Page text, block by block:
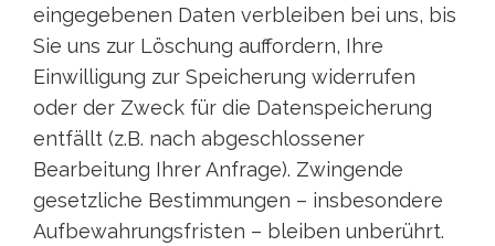
eingegebenen Daten verbleiben bei uns, bis
Sie uns zur Löschung auffordern, Ihre
Einwilligung zur Speicherung widerrufen
oder der Zweck für die Datenspeicherung
entfällt (z.B. nach abgeschlossener
Bearbeitung Ihrer Anfrage). Zwingende
gesetzliche Bestimmungen – insbesondere
Aufbewahrungsfristen – bleiben unberührt.